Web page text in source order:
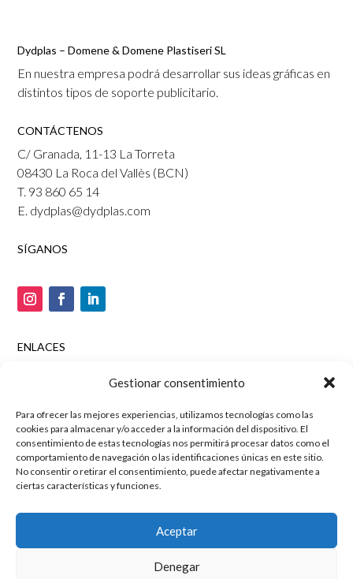
Gestionar consentimiento
Para ofrecer las mejores experiencias, utilizamos tecnologías como las
cookies para almacenar y/o acceder a la información del dispositivo. El
consentimiento de estas tecnologías nos permitirá procesar datos como el
comportamiento de navegación o las identificaciones únicas en este sitio.
No consentir o retirar el consentimiento, puede afectar negativamente a
ciertas características y funciones.
Aceptar
Denegar
Dydplas – Domene & Domene Plastiseri SL
En nuestra empresa podrá desarrollar sus ideas gráficas en
distintos tipos de soporte publicitario.
CONTÁCTENOS
C/ Granada, 11-13 La Torreta
08430 La Roca del Vallès (BCN)
T. 93 860 65 14
E. dydplas@dydplas.com
SÍGANOS
ENLACES
Política de privacidad
Política de cookies
Marketing digital y posicionamiento porAgencia SEO
Mussara.com